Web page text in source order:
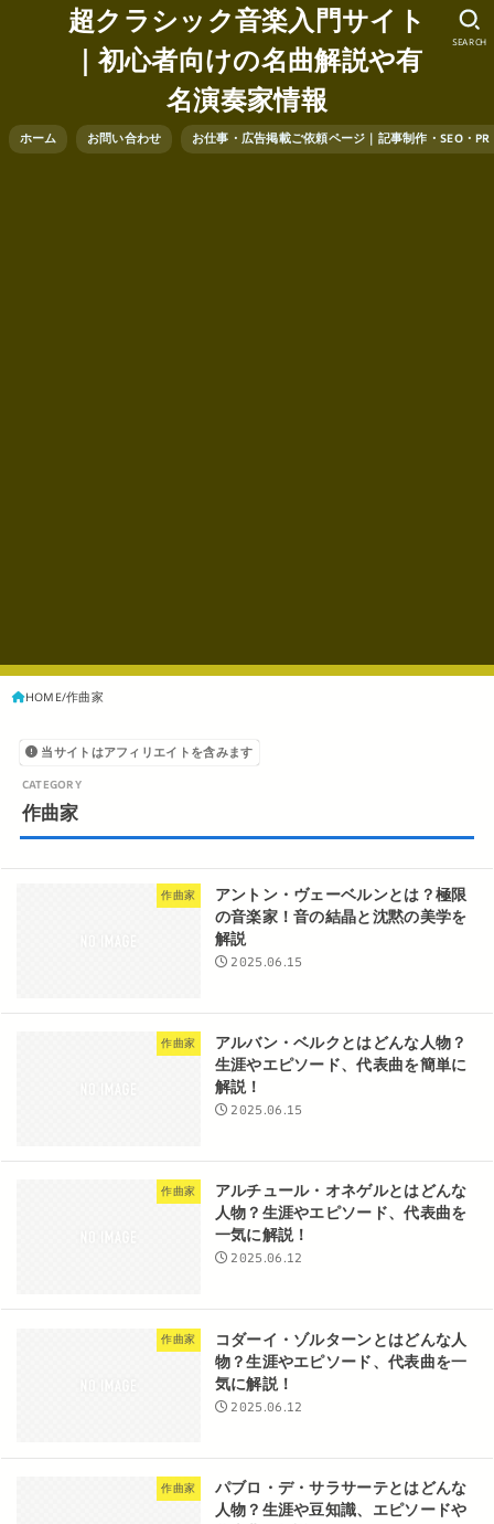
超クラシック音楽入門サイト
｜初心者向けの名曲解説や有
名演奏家情報
ホーム お問い合わせ お仕事・広告掲載ご依頼ページ｜記事制作・SEO・
SEARCH
HOME 作曲家
当サイトはアフィリエイトを含みます
作曲家
作曲家
アントン・ヴェーベルンとは？極限
の音楽家！音の結晶と沈黙の美学を
解説
2025.06.15
作曲家
アルバン・ベルクとはどんな人物？
生涯やエピソード、代表曲を簡単に
解説！
2025.06.15
作曲家
アルチュール・オネゲルとはどんな
人物？生涯やエピソード、代表曲を
一気に解説！
2025.06.12
作曲家
コダーイ・ゾルターンとはどんな人
物？生涯やエピソード、代表曲を一
気に解説！
2025.06.12
作曲家
パブロ・デ・サラサーテとはどんな
人物？生涯や豆知識、エピソードや